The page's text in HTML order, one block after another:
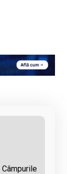
Câmpurile